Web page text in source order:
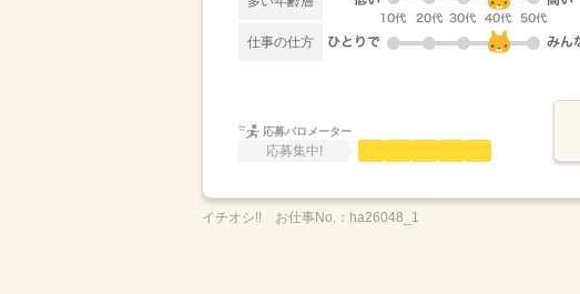
仕事の仕方
応募バロメーター
応募集中!
イチオシ!! お仕事No.： ha26048_1